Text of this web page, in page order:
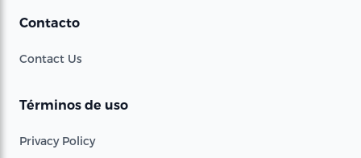
Contacto
Contact Us
Términos de uso
Privacy Policy